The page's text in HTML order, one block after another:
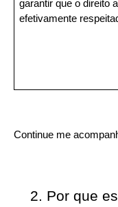
garantir que o direito
efetivamente
Continue me
Por que